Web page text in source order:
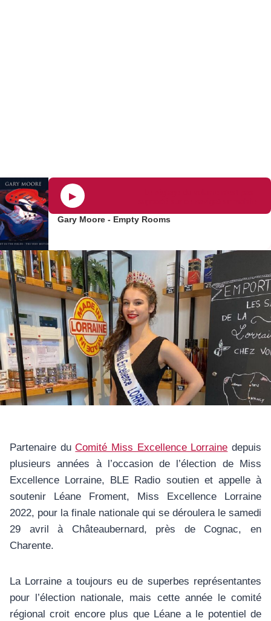
▶
Gary Moore - Empty Rooms
Partenaire duComité Miss Excellence Lorraine depuis
plusieurs années à l’occasion de l’élection de Miss
Excellence Lorraine, BLE Radio soutien et appelle à
soutenir Léane Froment, Miss Excellence Lorraine
2022, pour la finale nationale qui se déroulera le samedi
29 avril à Châteaubernard, près de Cognac, en
Charente.
La Lorraine a toujours eu de superbes représentantes
pour l’élection nationale, mais cette année le comité
régional croit encore plus que Léane a le potentiel de